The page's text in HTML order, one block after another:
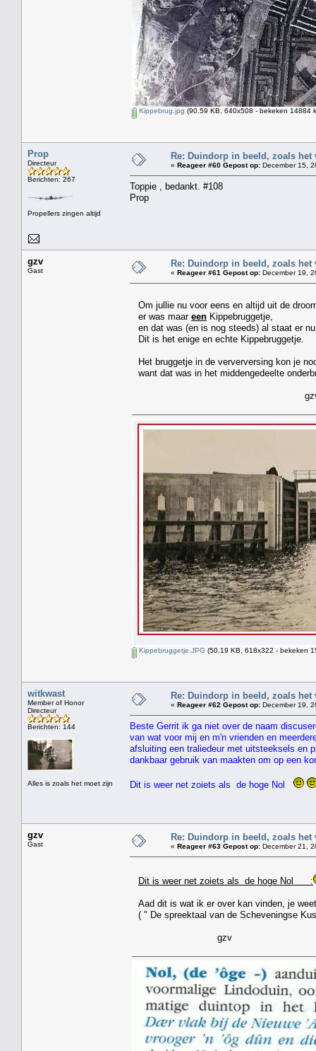
Kippebrug.jpg (90.59 KB, 640x508 - bekeken 14884
Prop
Directeur
Berichten: 267
Propellers zingen altijd
Re: Duindorp in beeld, zoals het
« Reageer #60 Gepost op: December 15,
Toppie , bedankt. #108
Prop
gzv
Gast
Re: Duindorp in beeld, zoals het
« Reageer #61 Gepost op: December 19,
Om jullie nu voor eens en altijd uit de
er was maar een Kippebruggetje,
en dat was (en is nog steeds) al staat er
Dit is het enige en echte Kippebruggetje.
Het bruggetje in de ververversing kon je
want dat was in het middengedeelte
Kippebruggetje.JPG (50.19 KB, 618x322 - bekeken
witkwast
Member of Honor
Directeur
Berichten: 144
Alles is zoals het moet zijn
Re: Duindorp in beeld, zoals het
« Reageer #62 Gepost op: December 19,
Beste Gerrit ik ga niet over de naam
van wat voor mij en m'n vrienden en
afsluiting een traliedeur met uitsteeksels en
dankbaar gebruik van maakten om op een
Dit is weer net zoiets als de hoge Nol
gzv
Gast
Re: Duindorp in beeld, zoals het
« Reageer #63 Gepost op: December 21,
Dit is weer net zoiets als de hoge Nol :
Aad dit is wat ik er over kan vinden, je
( " De spreektaal van de Scheveningse
gzv